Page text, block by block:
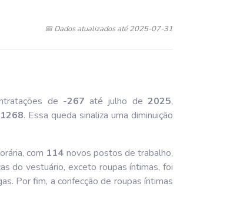
📅 Dados atualizados até 2025-07-31
de -267 até julho de2025,
1268. Essa queda sinaliza uma diminuição
com 114 novos postos de trabalho,
do vestuário, exceto roupas íntimas, foi
Por fim, a confecção de roupas íntimas